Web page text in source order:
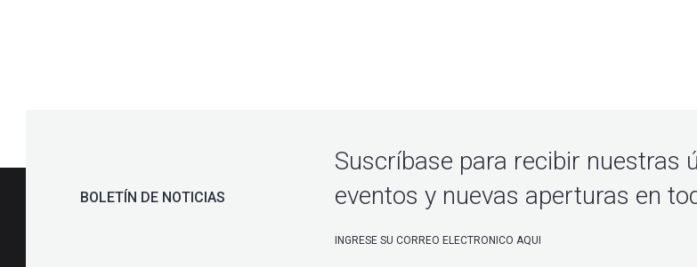
BOLETÍN DE NOTICIAS
Suscríbase para recibir nuestras
eventos y nuevas aperturas en